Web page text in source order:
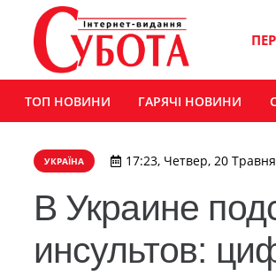
ТОП НОВИНИ ГАРЯЧІ НОВИНИ
УКРАЇНА 17:23, Четвер, 20
В Украине
инсультов: